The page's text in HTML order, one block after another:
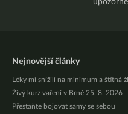
Nejnovější články
Léky mi snížili na minimum a štítná
Živý kurz vaření v Brně 25. 8. 2026
Přestaňte bojovat samy se sebou